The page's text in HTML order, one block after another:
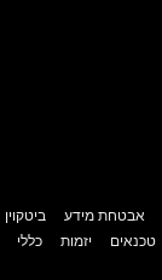
אבטחת מידע ביטקוין
טכנאים יזמות כללי